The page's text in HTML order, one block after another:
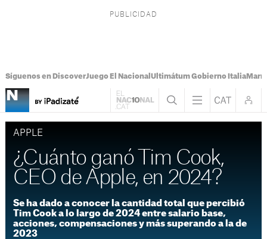
Síguenos en DiscoverJuego El Nacional Ultimátum Gobierno Italia
APPLE
¿Cuánto ganó Tim Cook,
CEO de Apple, en 2024?
Se ha dado a conocer la cantidad total que percibió
Tim Cook a lo largo de 2024 entre salario base,
acciones, compensaciones y más superando a la de
2023